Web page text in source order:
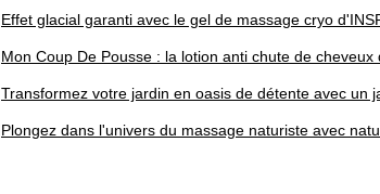
Effet glacial garanti avec le gel de massage cryo
Mon Coup De Pousse : la lotion anti chute de
Transformez votre jardin en oasis de détente avec un
Plongez dans l'univers du massage naturiste avec